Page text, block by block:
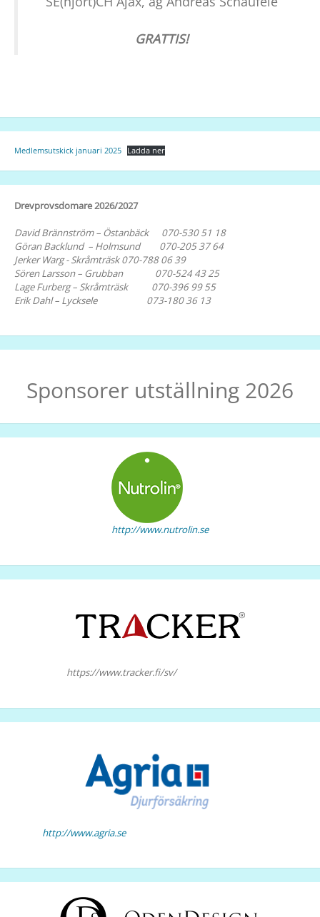
GRATTIS!
Medlemsutskick januari 2025 Ladda ner
Drevprovsdomare 2026/2027
David Brännström – Östanbäck 070-530 51 18
Göran Backlund – Holmsund 070-205 37 64
Jerker Warg - Skråmträsk 070-788 06 39
Sören Larsson – Grubban 070-524 43 25
Lage Furberg – Skråmträsk 070-396 99 55
Erik Dahl – Lycksele 073-180 36 13
Sponsorer utställning 2026
http://www.nutrolin.se
https://www.tracker.fi/sv/
http://www.agria.se